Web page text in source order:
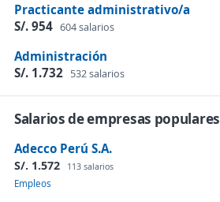
Practicante administrativo/a
S/. 954 604 salarios
Administración
S/. 1.732 532 salarios
Salarios de empresas populares
Adecco Perú S.A.
S/. 1.572 113 salarios
Empleos